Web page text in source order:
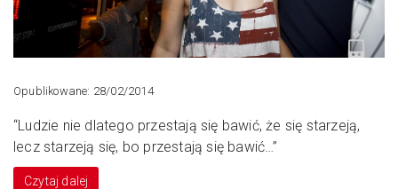
Opublikowane: 28/02/2014
“Ludzie nie dlatego przestają się bawić, że się starzeją,
lecz starzeją się, bo przestają się bawić…”
Czytaj dalej